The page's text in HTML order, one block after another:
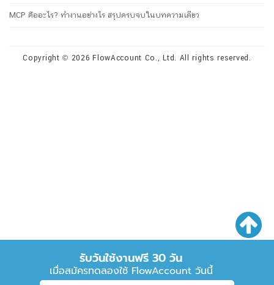
รับวันใช้งานฟรี 30 วัน
เมื่อสมัครทดลองใช้ FlowAccount วันนี้
MCP คืออะไร? ทำงานอย่างไร สรุปครบจบในบทความเดียว
Copyright © 2026 FlowAccount Co., Ltd. All rights reserved.